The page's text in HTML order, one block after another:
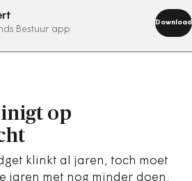
Bestuur app
Download
nu
op
klinkt al jaren, toch moet
jaren met nog minder doen.